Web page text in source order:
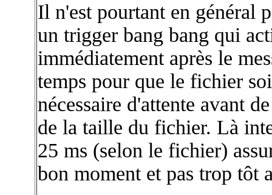
Il n'est pourtant en général
un trigger bang bang qui
immédiatement après le
temps pour que le fichier
nécessaire d'attente avant
de la taille du fichier. Là
25 ms (selon le fichier)
bon moment et pas trop tôt